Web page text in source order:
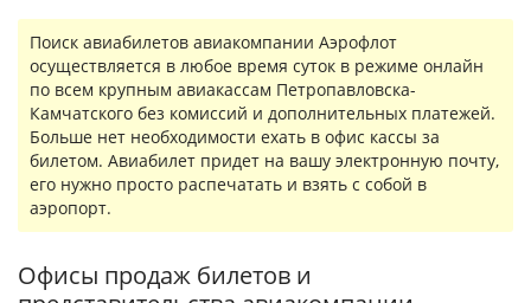
Поиск авиабилетов авиакомпании Аэрофлот
осуществляется в любое время суток в режиме онлайн
по всем крупным авиакассам Петропавловска-
Камчатского без комиссий и дополнительных платежей.
Больше нет необходимости ехать в офис кассы за
билетом. Авиабилет придет на вашу электронную почту,
его нужно просто распечатать и взять с собой в
аэропорт.
Офисы продаж билетов и